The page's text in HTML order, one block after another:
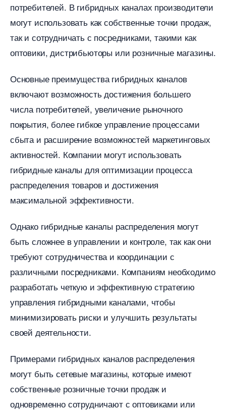
потребителей. В гибридных каналах производители
могут использовать как собственные точки продаж,
так и сотрудничать с посредниками, такими как
оптовики, дистрибьюторы или розничные магазины.​
Основные преимущества гибридных канало
ключают возможность достижения большего
числа потребителей, увеличение рыночного
покрытия, более гибкое управление процессами
сбыта и расширение возможностей маркетинговых
активностей.​ Компании могут использовать
ибридные каналы для оптимизации процесса
распределения товаров и достижения
максимальной эффективности.​
Однако гибридные каналы распределения могут
ыть сложнее в управлении и контроле, так как они
требуют сотрудничества и координации с
различными посредниками.​ Компаниям необходимо
разработать четкую и эффективную стратегию
управления гибридными каналами, чтобы
минимизировать риски и улучшить результаты
своей деятельности.​
Примерами гибридных каналов распределения
могут быть сетевые магазины, которые имеют
собственные розничные точки продаж и
одновременно сотрудничают с оптовиками или